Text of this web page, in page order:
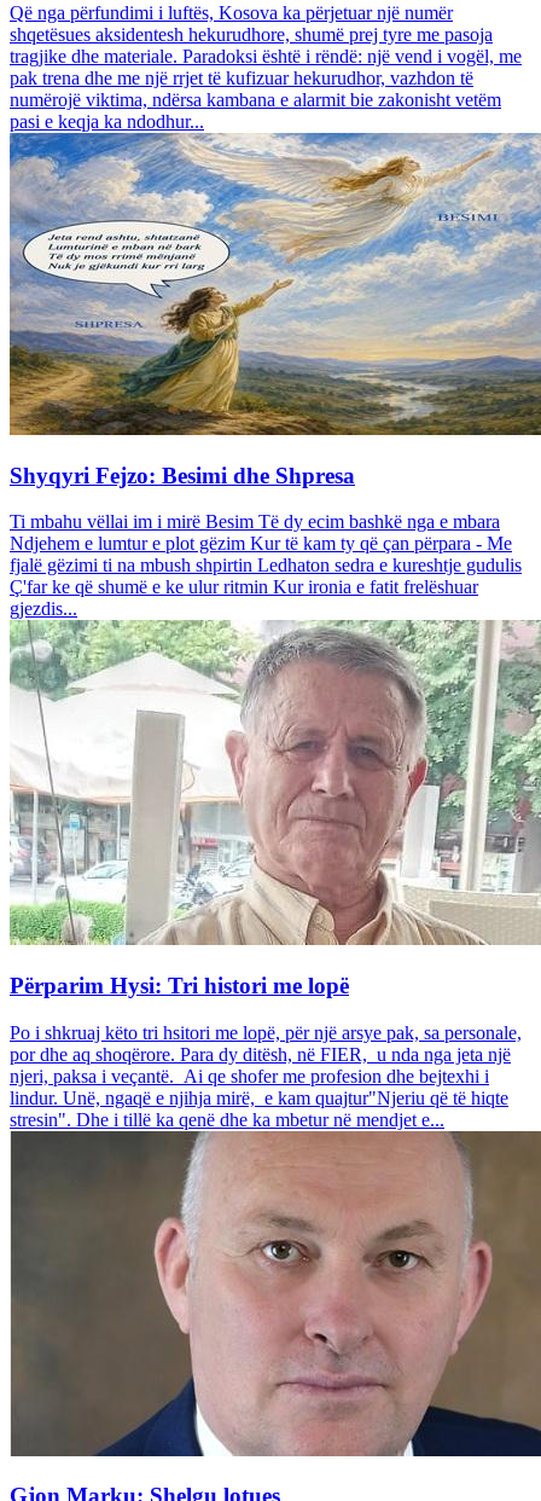
Që nga përfundimi i luftës, Kosova ka përjetuar një numër
shqetësues aksidentesh hekurudhore, shumë prej tyre me pasoja
tragjike dhe materiale. Paradoksi është i rëndë: një vend i vogël, me
pak trena dhe me një rrjet të kufizuar hekurudhor, vazhdon të
numërojë viktima, ndërsa kambana e alarmit bie zakonisht vetëm
pasi e keqja ka ndodhur...
Shyqyri Fejzo: Besimi dhe Shpresa
Ti mbahu vëllai im i mirë Besim Të dy ecim bashkë nga e mbara
Ndjehem e lumtur e plot gëzim Kur të kam ty që çan përpara - Me
fjalë gëzimi ti na mbush shpirtin Ledhaton sedra e kureshtje gudulis
Ç'far ke që shumë e ke ulur ritmin Kur ironia e fatit frelëshuar
gjezdis...
Përparim Hysi: Tri histori me lopë
Po i shkruaj këto tri hsitori me lopë, për një arsye pak, sa personale,
por dhe aq shoqërore. Para dy ditësh, në FIER, u nda nga jeta një
njeri, paksa i veçantë. Ai qe shofer me profesion dhe bejtexhi i
lindur. Unë, ngaqë e njihja mirë, e kam quajtur"Njeriu që të hiqte
stresin". Dhe i tillë ka qenë dhe ka mbetur në mendjet e...